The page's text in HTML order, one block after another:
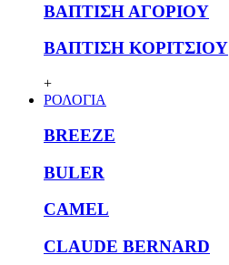
ΒΑΠΤΙΣΗ ΑΓΟΡΙΟΥ
ΒΑΠΤΙΣΗ ΚΟΡΙΤΣΙΟΥ
+
ΡΟΛΟΓΙΑ
BREEZE
BULER
CAMEL
CLAUDE BERNARD